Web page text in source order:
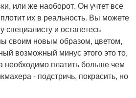
или же наоборот. Он учтет все
их в реальность. Вы можете
специалисту и останетесь
своим новым образом, цветом,
возможный минус этого это то,
необходимо платить больше чем
- подстричь, покрасить, но